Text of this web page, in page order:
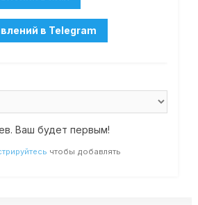
Ваш будет первым!
чтобы добавлять